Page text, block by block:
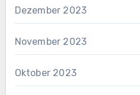
Dezember 2023
November 2023
Oktober 2023